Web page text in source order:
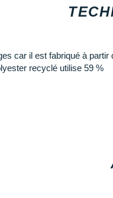
car il est fabriqué à partir
recyclé utilise 59 %